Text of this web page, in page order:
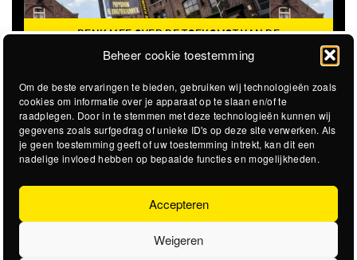
Beheer cookie toestemming
Om de beste ervaringen te bieden, gebruiken wij technologieën zoals
cookies om informatie over je apparaat op te slaan en/of te
raadplegen. Door in te stemmen met deze technologieën kunnen wij
gegevens zoals surfgedrag of unieke ID's op deze site verwerken. Als
je geen toestemming geeft of uw toestemming intrekt, kan dit een
nadelige invloed hebben op bepaalde functies en mogelijkheden.
Accepteren
Weigeren
DENK MEE OVER DE TOEKOMST VAN DE
KROEPOEKFABRIEK